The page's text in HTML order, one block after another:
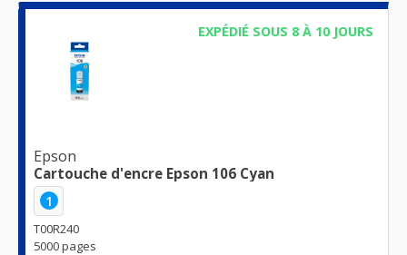
EXPÉDIÉ SOUS 8 À 10 JOURS
Epson
Cartouche d'encre Epson 106 Cyan
1
T00R240
5000 pages